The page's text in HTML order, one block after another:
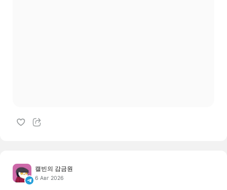
캘빈의 감금원
6 Авг 2026